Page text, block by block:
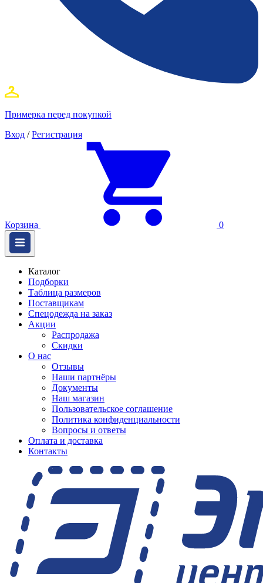
Примерка перед покупкой
Вход / Регистрация
Корзина 0
Каталог
Подборки
Таблица размеров
Поставщикам
Спецодежда на заказ
Акции
Распродажа
Скидки
О нас
Отзывы
Наши партнёры
Документы
Наш магазин
Пользовательское соглашение
Политика конфиденциальности
Вопросы и ответы
Оплата и доставка
Контакты